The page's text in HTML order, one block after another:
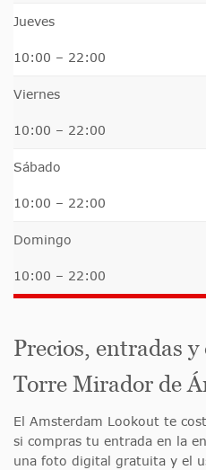
Jueves
10:00 – 22:00
Viernes
10:00 – 22:00
Sábado
10:00 – 22:00
Domingo
10:00 – 22:00
Precios, entradas y
Torre Mirador de
El Amsterdam Lookout te
si compras tu entrada en la
una foto digital gratuita y el